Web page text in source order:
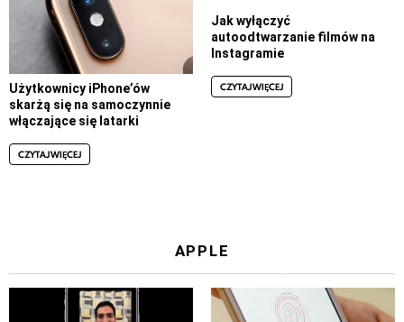
Użytkownicy iPhone’ów
skarżą się na samoczynnie
włączające się latarki
CZYTAJ WIĘCEJ
Jak wyłączyć
autoodtwarzanie filmów na
Instagramie
CZYTAJ WIĘCEJ
APPLE